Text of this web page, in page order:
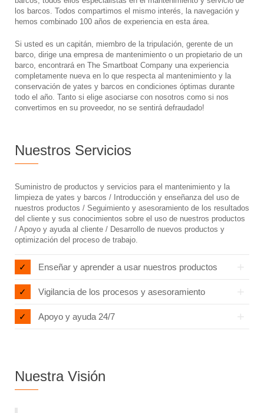
los barcos. Todos compartimos el mismo interés, la navegación y
hemos combinado 100 años de experiencia en esta área.
Si usted es un capitán, miembro de la tripulación, gerente de un
barco, dirige una empresa de mantenimiento o un propietario de un
barco, encontrará en The Smartboat Company una experiencia
completamente nueva en lo que respecta al mantenimiento y la
conservación de yates y barcos en condiciones óptimas durante
todo el año. Tanto si elige asociarse con nosotros como si nos
convertimos en su proveedor, no se sentirá defraudado!
Nuestros Servicios
Suministro de productos y servicios para el mantenimiento y la
limpieza de yates y barcos / Introducción y enseñanza del uso de
nuestros productos / Seguimiento y asesoramiento de los resultados
del cliente y sus conocimientos sobre el uso de nuestros productos
/ Apoyo y ayuda al cliente / Desarrollo de nuevos productos y
optimización del proceso de trabajo.
Enseñar y aprender a usar nuestros productos
Vigilancia de los procesos y asesoramiento
Apoyo y ayuda 24/7
Nuestra Visión